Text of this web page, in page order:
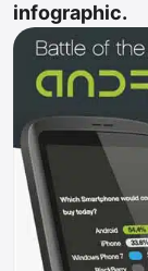
infographic.